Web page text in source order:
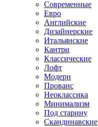
Современные
Евро
Английские
Дизайнерские
Итальянские
Кантри
Классические
Лофт
Модерн
Прованс
Неоклассика
Минимализм
Под старину
Скандинавские